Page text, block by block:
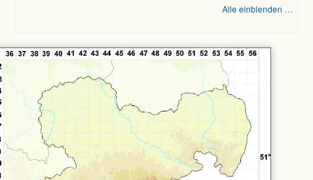
Alle einblenden …